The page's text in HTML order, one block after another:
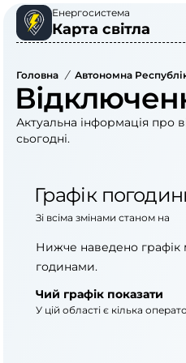
Енергосистема
Карта світла
Головна / Автономна
Актуальна інформація про
сьогодні.
Графік
Зі всіма змінами станом на
Нижче наведено графік
годинами.
Чий графік показати
У цій області є кілька